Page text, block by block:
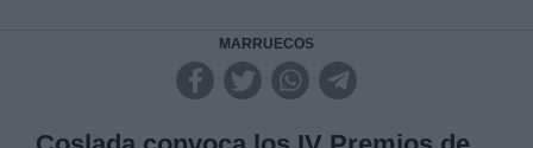
MARRUECOS